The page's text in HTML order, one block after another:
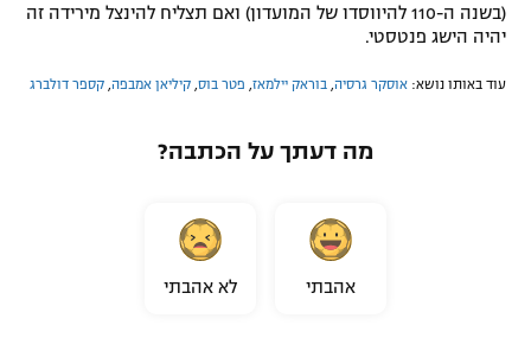
(בשנה ה-110 להיווסדו של המועדון) ואם תצליח להינצל מירידה זה
יהיה הישג פנטסטי.
עוד באותו נושא: אוסקר גרסיה בוראק יילמאז פטר בוס קיליאן אמבפה קספר דולברג
מה דעתך על הכתבה?
אהבתי לא אהבתי